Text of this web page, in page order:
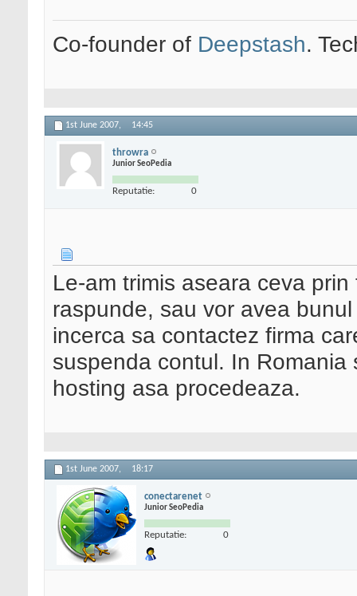
Co-founder of Deepstash.
1st June 2007, 14:45
throwra
Junior SeoPedia
Reputatie: 0
Le-am trimis aseara ceva
raspunde, sau vor avea
incerca sa contactez firma
suspenda contul. In
hosting asa procedeaza.
1st June 2007, 18:17
conectarenet
Junior SeoPedia
Reputatie: 0